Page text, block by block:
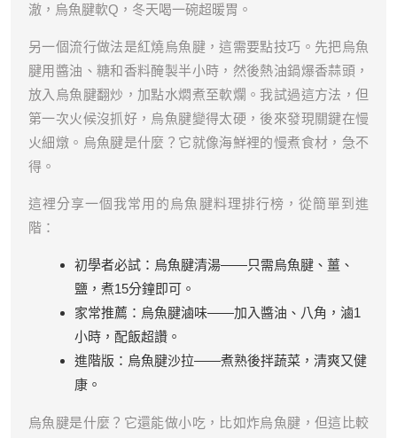
澈，烏魚腱軟Q，冬天喝一碗超暖胃。
另一個流行做法是紅燒烏魚腱，這需要點技巧。先把烏魚
腱用醬油、糖和香料醃製半小時，然後熱油鍋爆香蒜頭，
放入烏魚腱翻炒，加點水燜煮至軟爛。我試過這方法，但
第一次火候沒抓好，烏魚腱變得太硬，後來發現關鍵在慢
火細燉。烏魚腱是什麼？它就像海鮮裡的慢煮食材，急不
得。
這裡分享一個我常用的烏魚腱料理排行榜，從簡單到進
階：
初學者必試：烏魚腱清湯——只需烏魚腱、薑、
鹽，煮15分鐘即可。
家常推薦：烏魚腱滷味——加入醬油、八角，滷1
小時，配飯超讚。
進階版：烏魚腱沙拉——煮熟後拌蔬菜，清爽又健
康。
烏魚腱是什麼？它還能做小吃，比如炸烏魚腱，但這比較